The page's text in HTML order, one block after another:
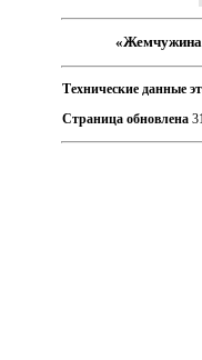
Технические данные
Страница обновлена